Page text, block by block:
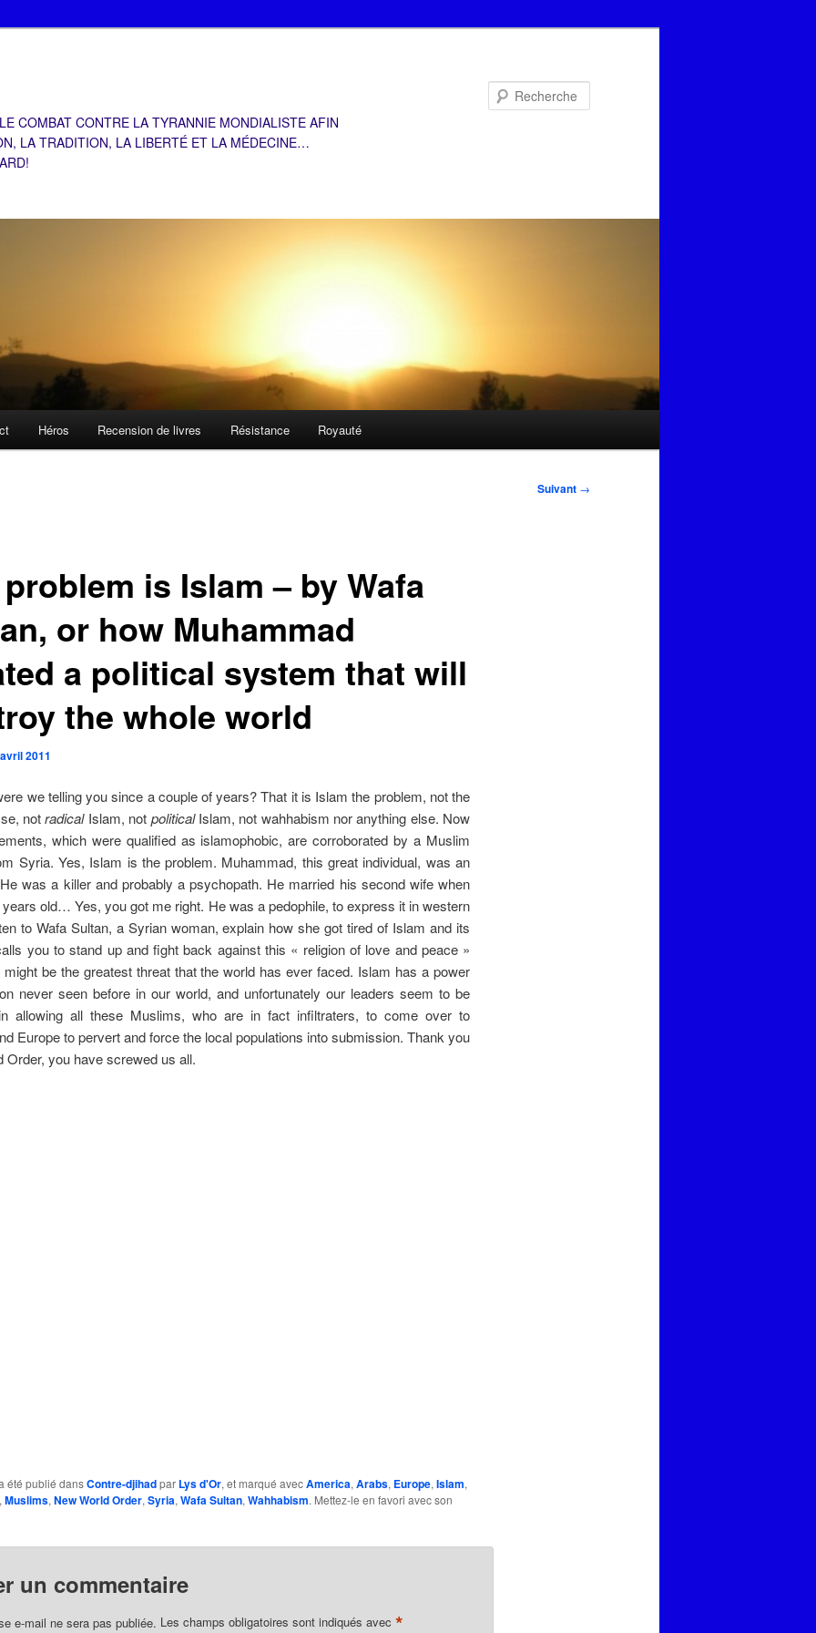
COMBAT CONTRE LA TYRANNIE MONDIALISTE AFIN
LA TRADITION, LA LIBERTÉ ET LA MÉDECINE…
Héros Recension de livres Résistance Royauté
Suivant →
is Islam – by Wafa
or how Muhammad
a political system that will
the whole world
2011
we telling you since a couple of years? That it is Islam the problem, not the
notradicalIslam, not politicalIslam, not wahhabism nor anything else. Now
which were qualified as islamophobic, are corroborated by a Muslim
Syria. Yes, Islam is the problem. Muhammad, this great individual, was an
was a killer and probably a psychopath. He married his second wife when
old… Yes, you got me right. He was a pedophile, to express it in western
to Wafa Sultan, a Syrian woman, explain how she got tired of Islam and its
you to stand up and fight back against this « religion of love and peace »
be the greatest threat that the world has ever faced. Islam has a power
never seen before in our world, and unfortunately our leaders seem to be
allowing all these Muslims, who are in fact infiltraters, to come over to
Europe to pervert and force the local populations into submission. Thank you
Order, you have screwed us all.
été publié dansContre-djihadpar Lys d'Or, et marqué avecAmerica, Arabs, Europe, Islam,
Muslims, New World Order, Syria, Wafa Sultan, Wahhabism. Mettez-le en favori avec son
un commentaire
e-mail ne sera pas publiée. Les champs obligatoires sont indiqués avec *